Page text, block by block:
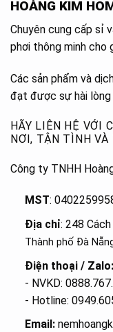
HOÀNG KIM
Chuyên cung cấp sỉ
phơi thông minh cho
Các sản phẩm và
đạt được sự hài lòng
HÃY LIÊN HỆ VỚI
NƠI, TẬN TÌNH VÀ
Công ty TNHH
MST:
Địa chỉ: 248
Thành phố Đà
Điện thoại / Zalo:
- NVKD:
- Hotline:
Email: